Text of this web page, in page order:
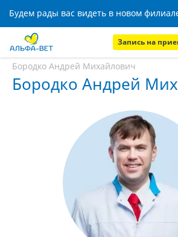
Запись на
Главная
Наши сотрудники
Бородко Андрей Михайлович
Бородко Андрей